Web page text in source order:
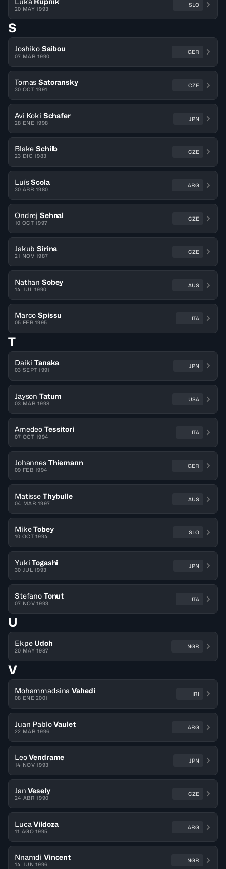
20 MAY 1993
SLO
S
Joshiko Saibou
07 MAR 1990
GER
Tomas Satoransky
30 OCT 1991
CZE
Avi Koki Schafer
28 ENE 1998
JPN
Blake Schilb
23 DIC 1983
CZE
Luís Scola
30 ABR 1980
ARG
Ondrej Sehnal
10 OCT 1997
CZE
Jakub Sirina
21 NOV 1987
CZE
Nathan Sobey
14 JUL 1990
AUS
Marco Spissu
05 FEB 1995
ITA
T
Daiki Tanaka
03 SEPT 1991
JPN
Jayson Tatum
03 MAR 1998
USA
Amedeo Tessitori
07 OCT 1994
ITA
Johannes Thiemann
09 FEB 1994
GER
Matisse Thybulle
04 MAR 1997
AUS
Mike Tobey
10 OCT 1994
SLO
Yuki Togashi
30 JUL 1993
JPN
Stefano Tonut
07 NOV 1993
ITA
U
Ekpe Udoh
20 MAY 1987
NGR
V
Mohammadsina Vahedi
08 ENE 2001
IRI
Juan Pablo Vaulet
22 MAR 1996
ARG
Leo Vendrame
14 NOV 1993
JPN
Jan Vesely
24 ABR 1990
CZE
Luca Vildoza
11 AGO 1995
ARG
Nnamdi Vincent
14 JUN 1996
NGR